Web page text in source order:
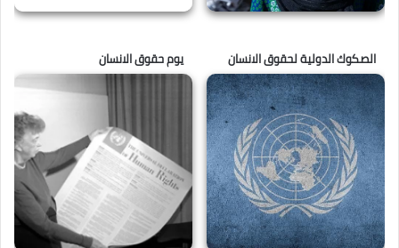
الصكوك الدولية لحقوق الانسان يوم حقوق الانسان